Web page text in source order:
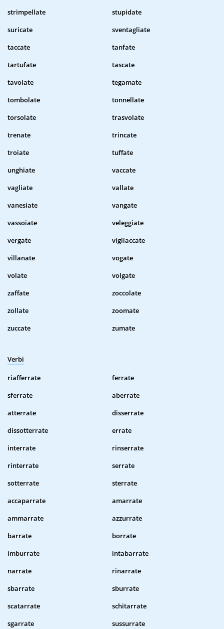
strimpellate
stupidate
suricate
sventagliate
taccate
tanfate
tartufate
tascate
tavolate
tegamate
tombolate
tonnellate
torsolate
trasvolate
trenate
trincate
troiate
tuffate
unghiate
vaccate
vagliate
vallate
vanesiate
vangate
vassoiate
veleggiate
vergate
vigliaccate
villanate
vogate
volate
volgate
zaffate
zoccolate
zollate
zoomate
zuccate
zumate
Verbi
riafferrate
ferrate
sferrate
aberrate
atterrate
disserrate
dissotterrate
errate
interrate
rinserrate
rinterrate
serrate
sotterrate
sterrate
accaparrate
amarrate
ammarrate
azzurrate
barrate
borrate
imburrate
intabarrate
narrate
rinarrate
sbarrate
sburrate
scatarrate
schitarrate
sgarrate
sussurrate